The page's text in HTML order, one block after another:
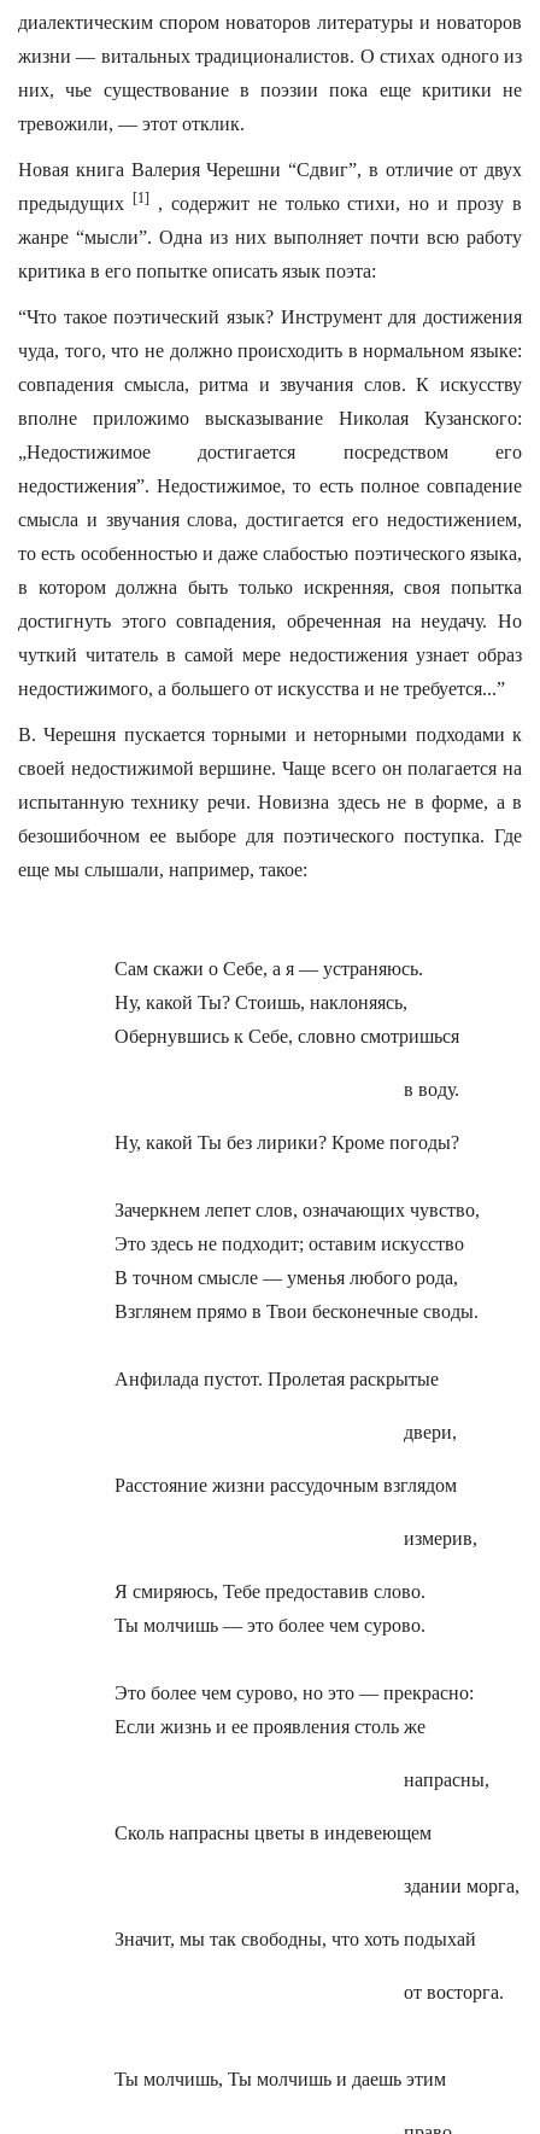
диалектическим спором новаторов литературы и новаторов
жизни — витальных традиционалистов. О стихах одного из
них, чье существование в поэзии пока еще критики не
тревожили, — этот отклик.
Новая книга Валерия Черешни “Сдвиг”, в отличие от двух
предыдущих [1], содержит не только стихи, но и прозу в
жанре “мысли”. Одна из них выполняет почти всю работу
критика в его попытке описать язык поэта:
“Что такое поэтический язык? Инструмент для достижения
чуда, того, что не должно происходить в нормальном языке:
совпадения смысла, ритма и звучания слов. К искусству
вполне приложимо высказывание Николая Кузанского:
„Недостижимое достигается посредством его
недостижения”. Недостижимое, то есть полное совпадение
смысла и звучания слова, достигается его недостижением,
то есть особенностью и даже слабостью поэтического языка,
в котором должна быть только искренняя, своя попытка
достигнуть этого совпадения, обреченная на неудачу. Но
чуткий читатель в самой мере недостижения узнает образ
недостижимого, а большего от искусства и не требуется...”
В. Черешня пускается торными и неторными подходами к
своей недостижимой вершине. Чаще всего он полагается на
испытанную технику речи. Новизна здесь не в форме, а в
безошибочном ее выборе для поэтического поступка. Где
еще мы слышали, например, такое:
Сам скажи о Себе, а я — устраняюсь.
Ну, какой Ты? Стоишь, наклоняясь,
Обернувшись к Себе, словно смотришься
в воду.
Ну, какой Ты без лирики? Кроме погоды?
Зачеркнем лепет слов, означающих чувство,
Это здесь не подходит; оставим искусство
В точном смысле — уменья любого рода,
Взглянем прямо в Твои бесконечные своды.
Анфилада пустот. Пролетая раскрытые
двери,
Расстояние жизни рассудочным взглядом
измерив,
Я смиряюсь, Тебе предоставив слово.
Ты молчишь — это более чем сурово.
Это более чем сурово, но это — прекрасно:
Если жизнь и ее проявления столь же
напрасны,
Сколь напрасны цветы в индевеющем
здании морга,
Значит, мы так свободны, что хоть подыхай
от восторга.
Ты молчишь, Ты молчишь и даешь этим